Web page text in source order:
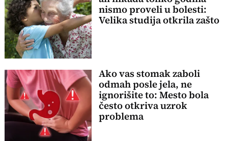
nismo proveli u bolesti:
Velika studija otkrila zašto
Ako vas stomak zaboli
odmah posle jela, ne
ignorišite to: Mesto bola
često otkriva uzrok
problema